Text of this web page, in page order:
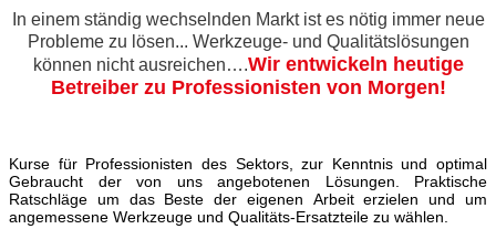
In einem ständig wechselnden Markt ist es nötig immer neue
Probleme zu lösen... Werkzeuge- und Qualitätslösungen
können nicht ausreichen….Wir entwickeln heutige
Betreiber zu Professionisten von Morgen!
Kurse für Professionisten des Sektors, zur Kenntnis und optimal
Gebraucht der von uns angebotenen Lösungen. Praktische
Ratschläge um das Beste der eigenen Arbeit erzielen und um
angemessene Werkzeuge und Qualitäts-Ersatzteile zu wählen.